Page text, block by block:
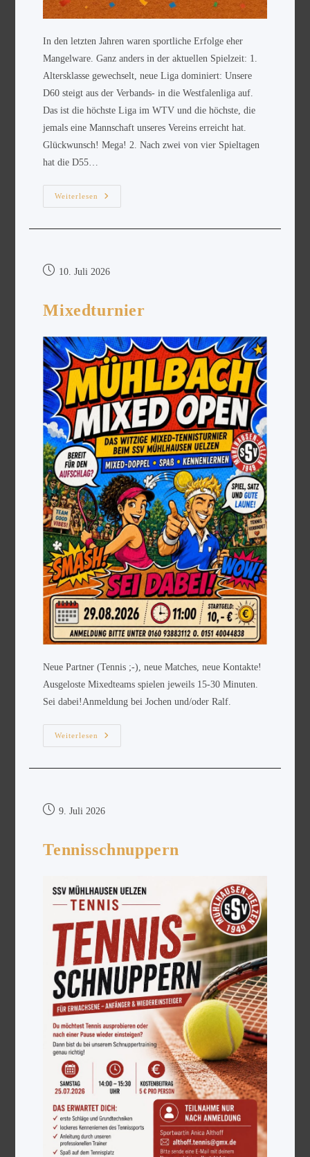
In den letzten Jahren waren sportliche Erfolge eher
Mangelware. Ganz anders in der aktuellen Spielzeit: 1.
Altersklasse gewechselt, neue Liga dominiert: Unsere
D60 steigt aus der Verbands- in die Westfalenliga auf.
Das ist die höchste Liga im WTV und die höchste, die
jemals eine Mannschaft unseres Vereins erreicht hat.
Glückwunsch! Mega! 2. Nach zwei von vier Spieltagen
hat die D55…
Weiterlesen
10. Juli 2026
Mixedturnier
Neue Partner (Tennis ;-), neue Matches, neue Kontakte!
Ausgeloste Mixedteams spielen jeweils 15-30 Minuten.
Sei dabei!Anmeldung bei Jochen und/oder Ralf.
Weiterlesen
9. Juli 2026
Tennisschnuppern